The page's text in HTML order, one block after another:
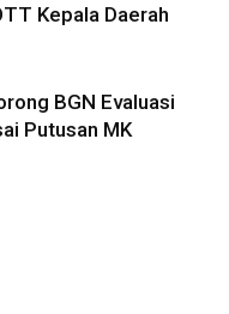
Kepala Daerah
BGN Evaluasi
Putusan MK